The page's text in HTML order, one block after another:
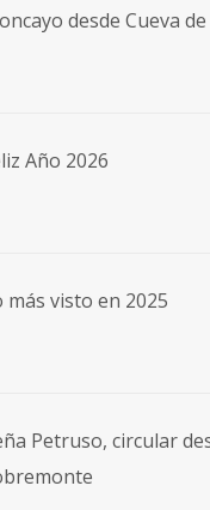
desde Cueva
Año 2026
más visto en 2025
Petruso, circular